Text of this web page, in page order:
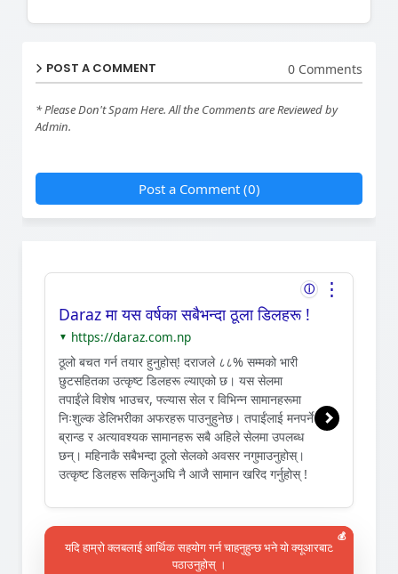
POST A COMMENT 0 Comments
* Please Don't Spam Here. All the Comments are Reviewed by
Admin.
Post a Comment (0)
ⓘ ⋮
Daraz मा यस वर्षका सबैभन्दा ठूला डिलहरू !
▼ https://daraz.com.np
ठूलो बचत गर्न तयार हुनुहोस्! दराजले ८८% सम्मको भारी
छुटसहितका उत्कृष्ट डिलहरू ल्याएको छ। यस सेलमा
तपाईंले विशेष भाउचर, फ्ल्यास सेल र विभिन्न सामानहरूमा
निःशुल्क डेलिभरीका अफरहरू पाउनुहुनेछ। तपाईंलाई मनपर्ने
ब्रान्ड र अत्यावश्यक सामानहरू सबै अहिले सेलमा उपलब्ध
छन्। महिनाकै सबैभन्दा ठूलो सेलको अवसर नगुमाउनुहोस्।
उत्कृष्ट डिलहरू सकिनुअघि नै आजै सामान खरिद गर्नुहोस् !
यदि हाम्रो क्लबलाई आर्थिक सहयोग गर्न चाहनुहुन्छ भने यो क्यूआरबाट
पठाउनुहोस् ।
💰